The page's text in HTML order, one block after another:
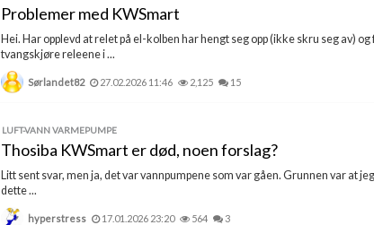
Problemer med KWSmart
Hei. Har opplevd at relet på el-kolben har hengt seg opp (ikke skru seg av)
tvangskjøre releene i ...
Sørlandet82 27.02.2026 11:46 2,125 15
LUFT-VANN VARMEPUMPE
Thosiba KWSmart er død, noen forslag?
Litt sent svar, men ja, det var vannpumpene som var gåen. Grunnen var at
dette ...
hyperstress 17.01.2026 23:20 564 3